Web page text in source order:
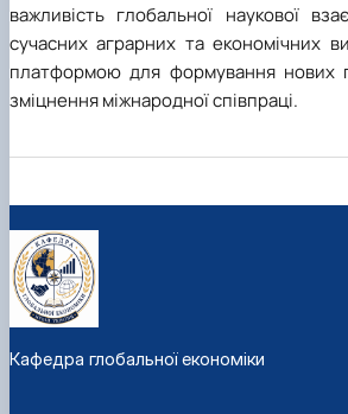
важливість глобальної наукової
сучасних аграрних та економічних
платформою для формування нових
зміцнення міжнародної співпраці.
Кафедра глобальної економіки